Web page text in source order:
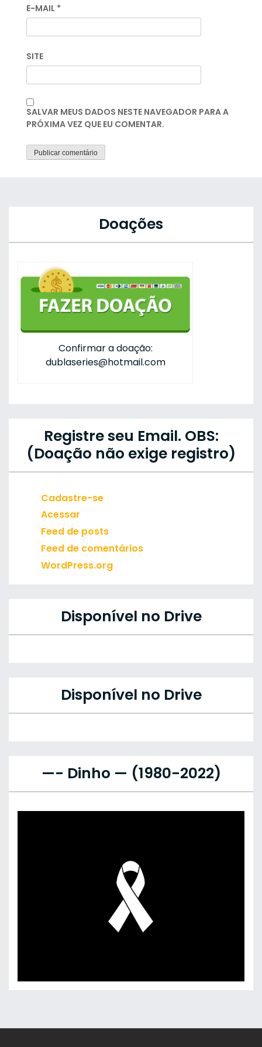
E-MAIL *
SITE
SALVAR MEUS DADOS NESTE NAVEGADOR PARA A
PRÓXIMA VEZ QUE EU COMENTAR.
Doações
Confirmar a doação:
dublaseries@hotmail.com
Registre seu Email. OBS:
(Doação não exige registro)
Cadastre-se
Acessar
Feed de posts
Feed de comentários
WordPress.org
Disponível no Drive
Disponível no Drive
—- Dinho — (1980-2022)